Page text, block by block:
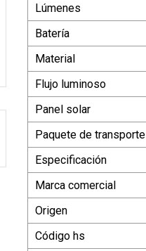
Lúmenes
Batería
Material
Flujo luminoso
Panel solar
Paquete de transporte
Especificación
Marca comercial
Origen
Código hs